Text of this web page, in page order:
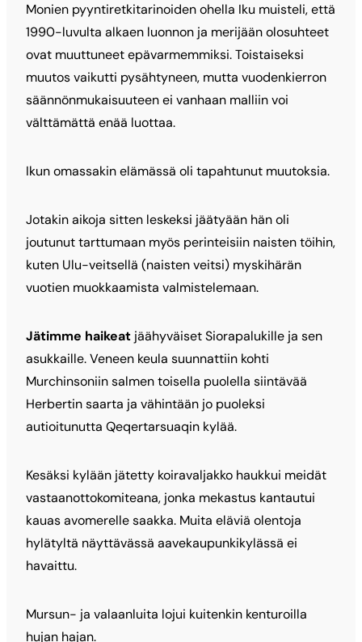
Monien pyyntiretkitarinoiden ohella Iku muisteli, että
1990-luvulta alkaen luonnon ja merijään olosuhteet
ovat muuttuneet epävarmemmiksi. Toistaiseksi
muutos vaikutti pysähtyneen, mutta vuodenkierron
säännönmukaisuuteen ei vanhaan malliin voi
välttämättä enää luottaa.
Ikun omassakin elämässä oli tapahtunut muutoksia.
Jotakin aikoja sitten leskeksi jäätyään hän oli
joutunut tarttumaan myös perinteisiin naisten töihin,
kuten Ulu-veitsellä (naisten veitsi) myskihärän
vuotien muokkaamista valmistelemaan.
Jätimme haikeat jäähyväiset Siorapalukille ja sen
asukkaille. Veneen keula suunnattiin kohti
Murchinsoniin salmen toisella puolella siintävää
Herbertin saarta ja vähintään jo puoleksi
autioitunutta Qeqertarsuaqin kylää.
Kesäksi kylään jätetty koiravaljakko haukkui meidät
vastaanottokomiteana, jonka mekastus kantautui
kauas avomerelle saakka. Muita eläviä olentoja
hylätyltä näyttävässä aavekaupunkikylässä ei
havaittu.
Mursun- ja valaanluita lojui kuitenkin kenturoilla
hujan hajan.